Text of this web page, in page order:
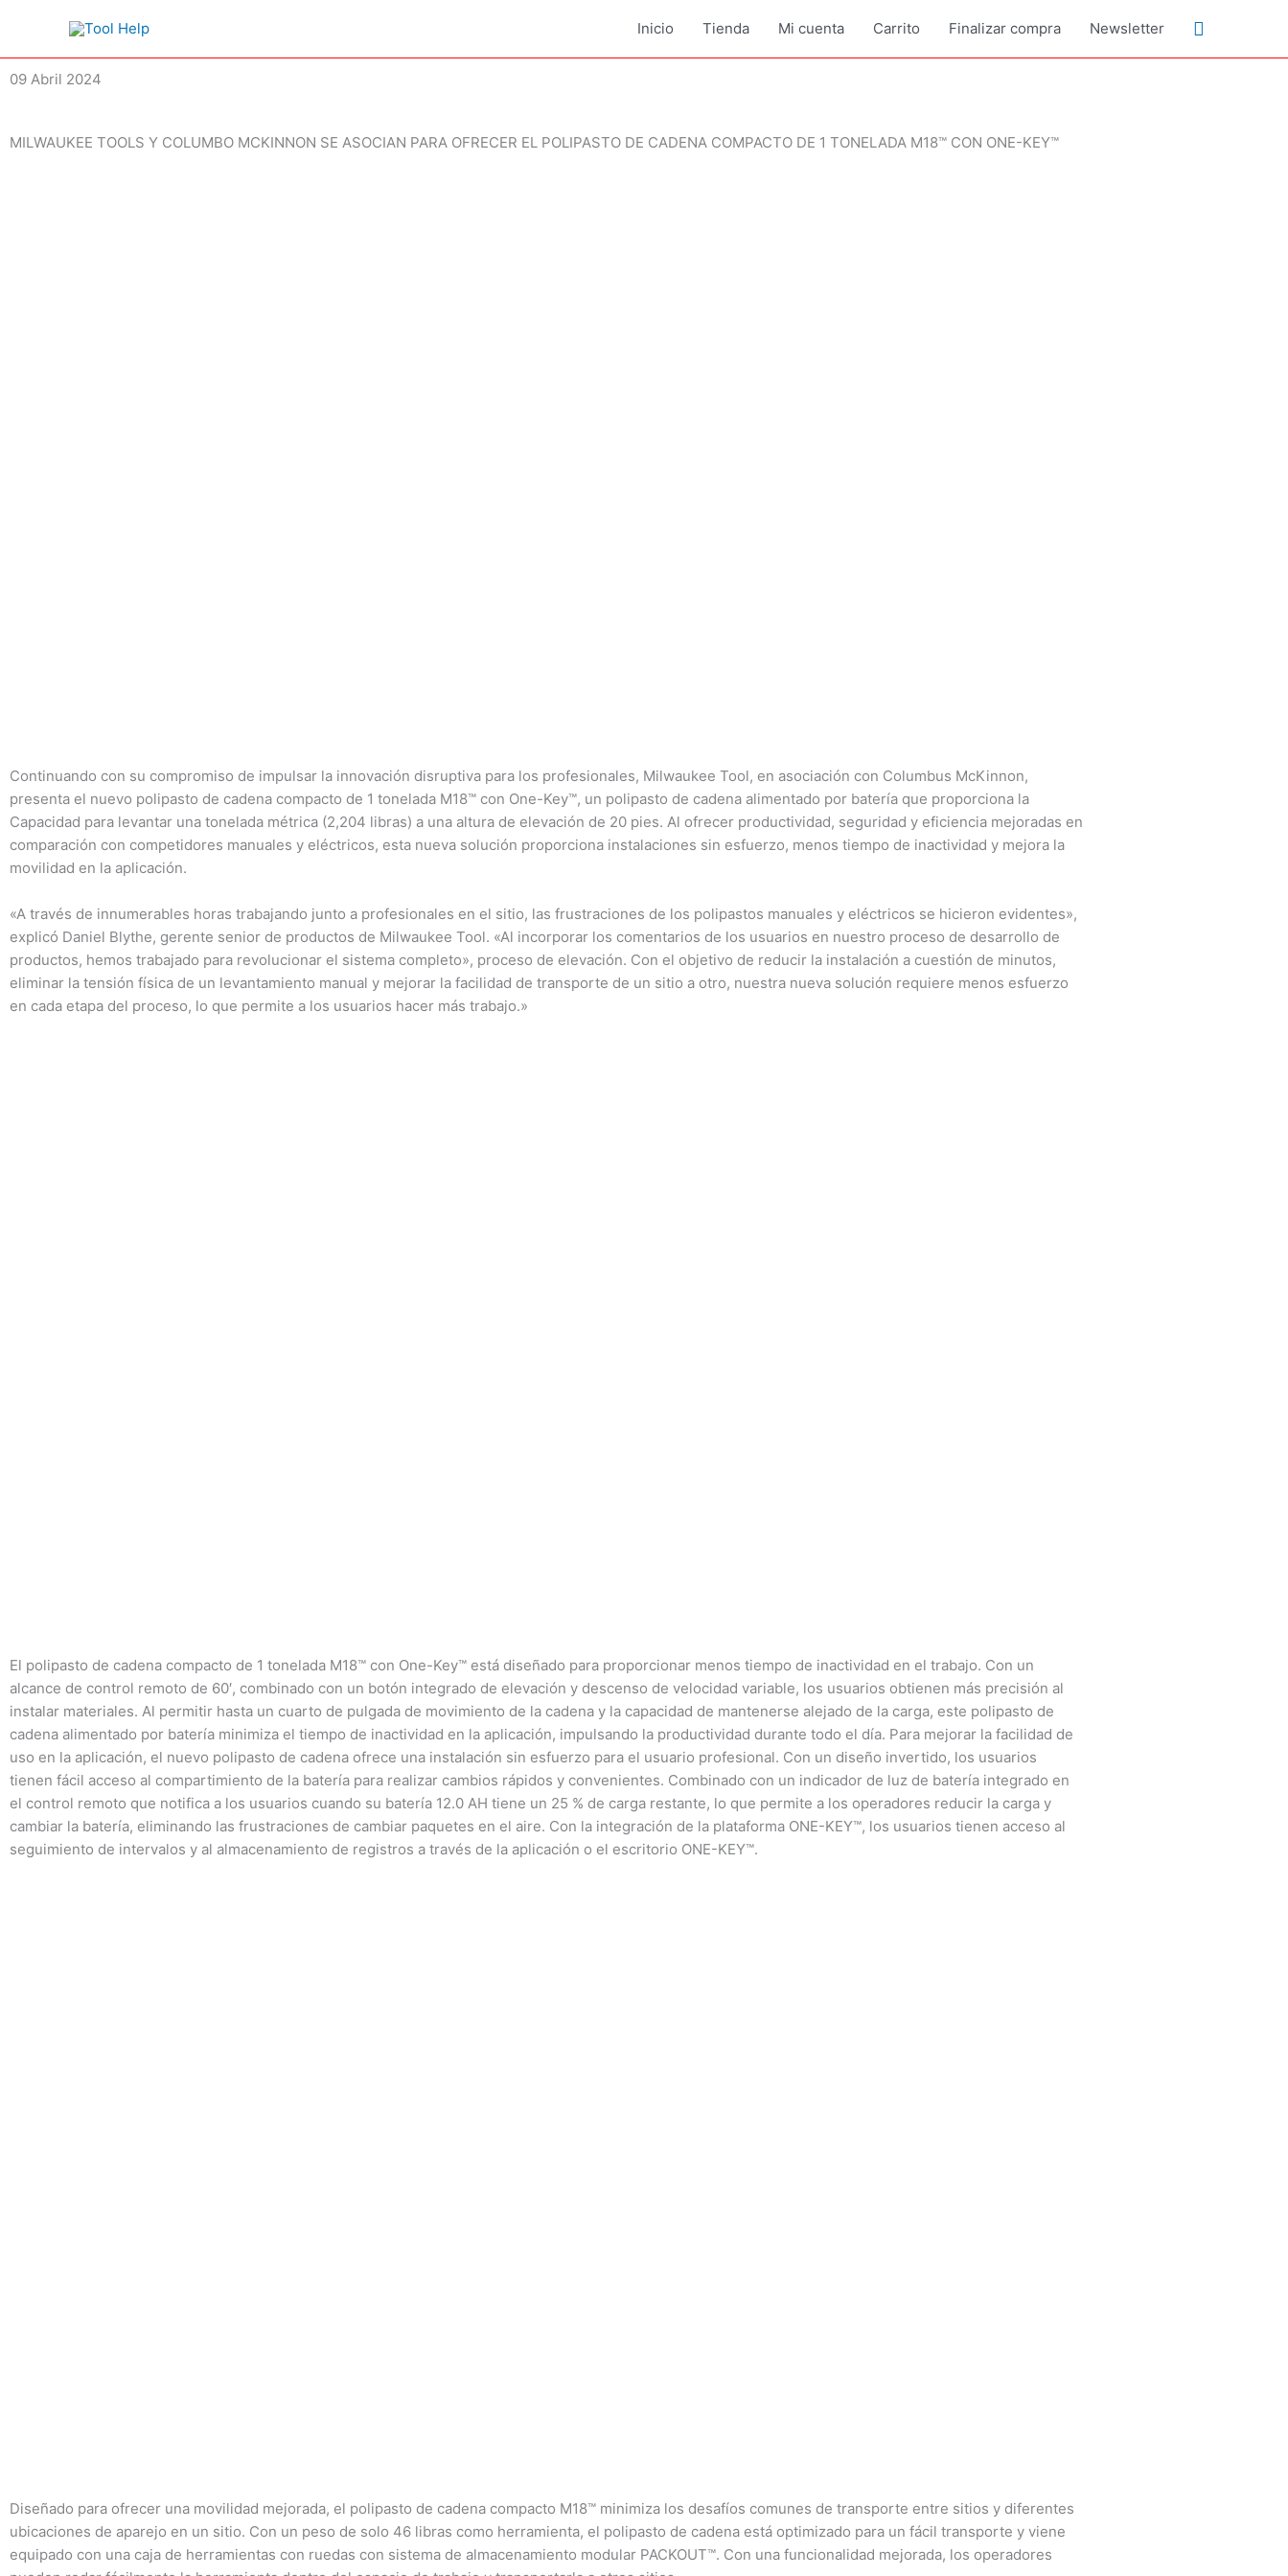
contenido
Inicio Tienda Mi cuenta Carrito Finalizar compra Newsletter Buscar
09 Abril 2024
MILWAUKEE TOOLS Y COLUMBO MCKINNON SE ASOCIAN PARA OFRECER EL POLIPASTO DE CADENA COMPACTO DE 1 TONELADA M18™ CON ONE-KEY™
Continuando con su compromiso de impulsar la innovación disruptiva para los profesionales, Milwaukee Tool, en asociación con Columbus McKinnon,
presenta el nuevo polipasto de cadena compacto de 1 tonelada M18™ con One-Key™, un polipasto de cadena alimentado por batería que proporciona la
Capacidad para levantar una tonelada métrica (2,204 libras) a una altura de elevación de 20 pies. Al ofrecer productividad, seguridad y eficiencia mejoradas en
comparación con competidores manuales y eléctricos, esta nueva solución proporciona instalaciones sin esfuerzo, menos tiempo de inactividad y mejora la
movilidad en la aplicación.
«A través de innumerables horas trabajando junto a profesionales en el sitio, las frustraciones de los polipastos manuales y eléctricos se hicieron evidentes»,
explicó Daniel Blythe, gerente senior de productos de Milwaukee Tool. «Al incorporar los comentarios de los usuarios en nuestro proceso de desarrollo de
productos, hemos trabajado para revolucionar el sistema completo», proceso de elevación. Con el objetivo de reducir la instalación a cuestión de minutos,
eliminar la tensión física de un levantamiento manual y mejorar la facilidad de transporte de un sitio a otro, nuestra nueva solución requiere menos esfuerzo
en cada etapa del proceso, lo que permite a los usuarios hacer más trabajo.»
El polipasto de cadena compacto de 1 tonelada M18™ con One-Key™ está diseñado para proporcionar menos tiempo de inactividad en el trabajo. Con un
alcance de control remoto de 60′, combinado con un botón integrado de elevación y descenso de velocidad variable, los usuarios obtienen más precisión al
instalar materiales. Al permitir hasta un cuarto de pulgada de movimiento de la cadena y la capacidad de mantenerse alejado de la carga, este polipasto de
cadena alimentado por batería minimiza el tiempo de inactividad en la aplicación, impulsando la productividad durante todo el día. Para mejorar la facilidad de
uso en la aplicación, el nuevo polipasto de cadena ofrece una instalación sin esfuerzo para el usuario profesional. Con un diseño invertido, los usuarios
tienen fácil acceso al compartimiento de la batería para realizar cambios rápidos y convenientes. Combinado con un indicador de luz de batería integrado en
el control remoto que notifica a los usuarios cuando su batería 12.0 AH tiene un 25 % de carga restante, lo que permite a los operadores reducir la carga y
cambiar la batería, eliminando las frustraciones de cambiar paquetes en el aire. Con la integración de la plataforma ONE-KEY™, los usuarios tienen acceso al
seguimiento de intervalos y al almacenamiento de registros a través de la aplicación o el escritorio ONE-KEY™.
Diseñado para ofrecer una movilidad mejorada, el polipasto de cadena compacto M18™ minimiza los desafíos comunes de transporte entre sitios y diferentes
ubicaciones de aparejo en un sitio. Con un peso de solo 46 libras como herramienta, el polipasto de cadena está optimizado para un fácil transporte y viene
equipado con una caja de herramientas con ruedas con sistema de almacenamiento modular PACKOUT™. Con una funcionalidad mejorada, los operadores